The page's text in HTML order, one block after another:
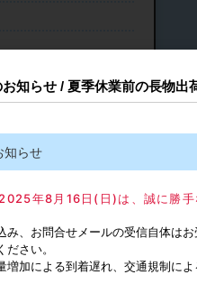
知らせ / 夏季休業前の長物出
知らせ
年8月16日(日)は、誠に勝手
み、お問合せメールの受信自体は
さい。
増加による到着遅れ、交通規制に